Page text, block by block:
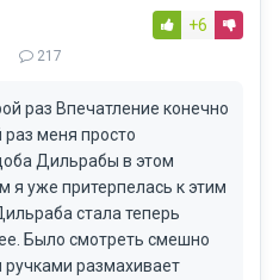
217
+6
раз Впечатление конечно
меня просто
Дильрабы в этом
уже притерпелась к этим
стала теперь
Было смотреть смешно
ручками размахивает